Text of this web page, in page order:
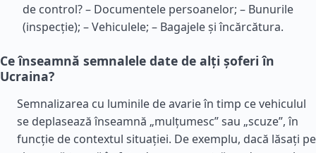
de control? – Documentele persoanelor; – Bunurile
(inspecție); – Vehiculele; – Bagajele și încărcătura.
Ce înseamnă semnalele date de alți șoferi în
Ucraina?
Semnalizarea cu luminile de avarie în timp ce vehiculul
se deplasează înseamnă „mulțumesc” sau „scuze”, în
funcție de contextul situației. De exemplu, dacă lăsați pe